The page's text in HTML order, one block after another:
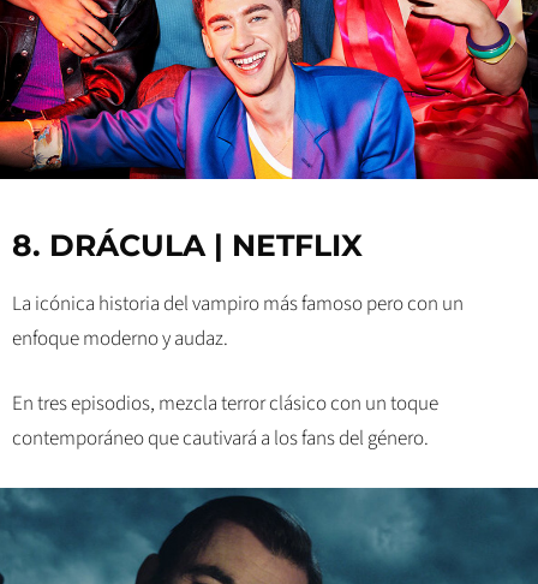
8. DRÁCULA | NETFLIX
La icónica historia del vampiro más famoso pero con un
enfoque moderno y audaz.
En tres episodios, mezcla terror clásico con un toque
contemporáneo que cautivará a los fans del género.